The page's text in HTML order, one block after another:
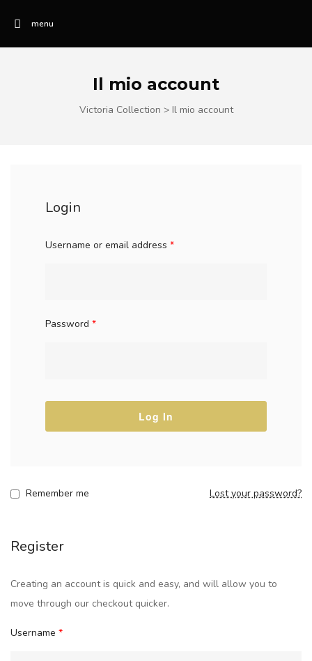
menu
Victoria Collection > Il mio account
Il mio account
Login
Username or email address *
Password *
Log In
Remember me Lost your password?
Register
Creating an account is quick and easy, and will allow you to
move through our checkout quicker.
Username *